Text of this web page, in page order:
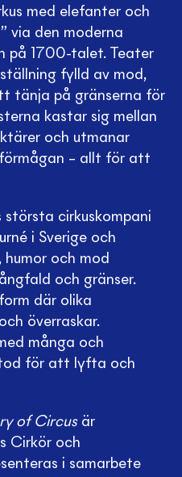
med elefanter och
via den moderna
på 1700-talet. Teater
fylld av mod,
tänja på gränserna för
kastar sig mellan
och utmanar
– allt för att
största cirkuskompani
i Sverige och
och mod
och gränser.
där olika
överraskar.
många och
för att lyfta och
of Circusär
Cirkör och
i samarbete